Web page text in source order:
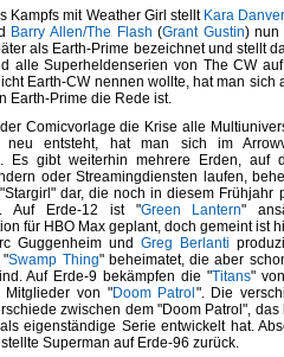
Kampfs mit Weather Girl stellt Kara
Barry Allen/The Flash (Grant Gustin) nun
als Earth-Prime bezeichnet und stellt
alle Superheldenserien von The CW
Earth-CW nennen wollte, hat man
Earth-Prime die Rede ist.
Comicvorlage die Krise alle
neu entsteht, hat man sich im
Es gibt weiterhin mehrere Erden, auf
oder Streamingdiensten laufen,
dar, die noch in diesem Frühjahr
Auf Erde-12 ist "Green Lantern"
für HBO Max geplant, doch gemeint ist
Guggenheim und Greg Berlanti
"Swamp Thing" beheimatet, die aber
Auf Erde-9 bekämpfen die "Titans"
Mitglieder von "Doom Patrol ". Die
zwischen dem "Doom Patrol",
eigenständige Serie entwickelt hat.
Superman auf Erde-96 zurück.